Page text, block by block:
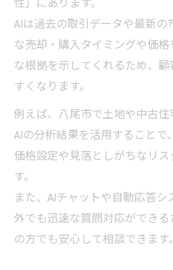
性」にあります。
AIは過去の取引データや最新
な売却・購入タイミングや価
な根拠を示してくれるため、
すくなります。
例えば、八尾市で土地や中古住
AIの分析結果を活用すること
価格設定や見落としがちなリ
す。
また、AIチャットや自動応答
外でも迅速な質問対応ができ
の方でも安心して相談できます。